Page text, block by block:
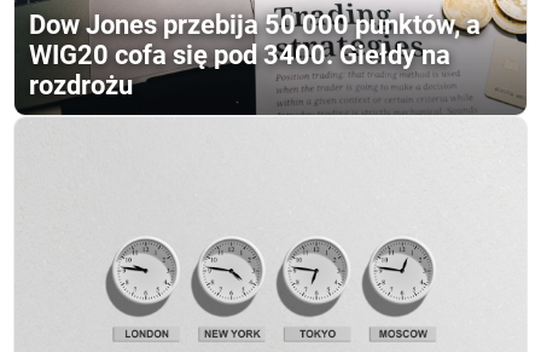
Dow Jones przebija 50 000 punktów, a
WIG20 cofa się pod 3400. Giełdy na
rozdrożu